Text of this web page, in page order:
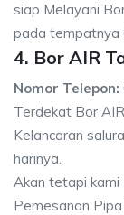
siap Melayani
pada tempatnya
4. Bor AIR
Nomor Telepon:
Terdekat Bor
Kelancaran
harinya.
Akan tetapi kami
Pemesanan